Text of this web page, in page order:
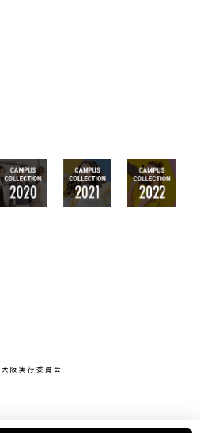
阪実行委員会